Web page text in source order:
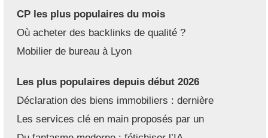
CP les plus populaires du mois
Où acheter des backlinks de qualité ?
Mobilier de bureau à Lyon
Les plus populaires depuis début 2026
Déclaration des biens immobiliers : dernière
Les services clé en main proposés par un